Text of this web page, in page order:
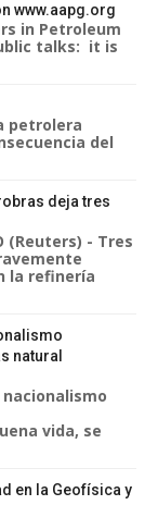
www.aapg.org
in Petroleum
talks: it is
petrolera
del
deja tres
(Reuters) - Tres
la refinería
natural
vida, se
en la Geofísica y